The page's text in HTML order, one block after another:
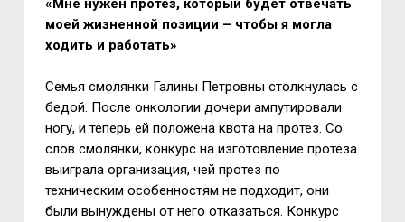
«Мне нужен протез, который будет отвечать
моей жизненной позиции – чтобы я могла
ходить и работать»
Семья смолянки Галины Петровны столкнулась с
бедой. После онкологии дочери ампутировали
ногу, и теперь ей положена квота на протез. Со
слов смолянки, конкурс на изготовление протеза
выиграла организация, чей протез по
техническим особенностям не подходит, они
были вынуждены от него отказаться. Конкурс